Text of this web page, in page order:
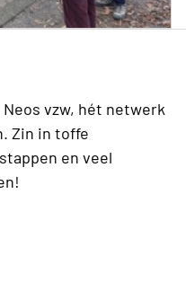
vzw, hét netwerk
Zin in toffe
en veel